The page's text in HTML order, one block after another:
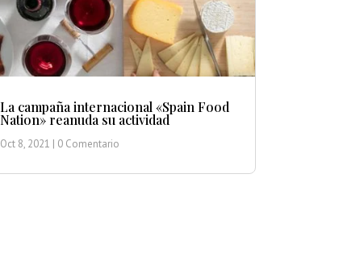
La campaña internacional «Spain Food
Nation» reanuda su actividad
Oct 8, 2021 | 0 Comentario